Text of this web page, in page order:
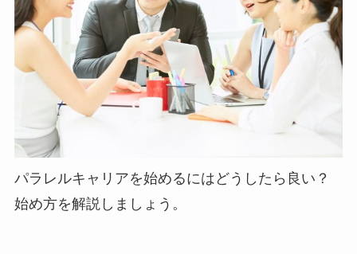
パラレルキャリアを始めるにはどうしたら良い？
始め方を解説しましょう。